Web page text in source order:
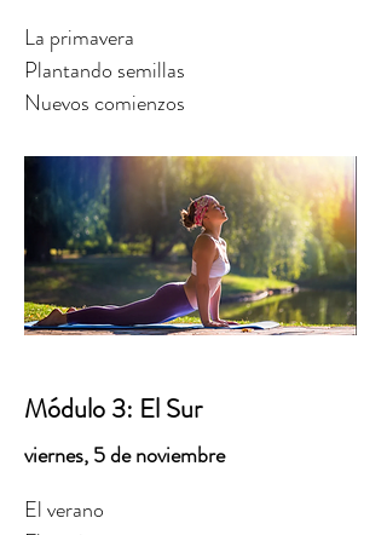
La primavera
Plantando semillas
Nuevos comienzos
Módulo 3: El Sur
viernes, 5 de noviembre
El verano